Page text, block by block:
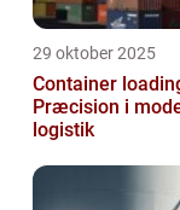
29 oktober 2025
Container
Præcision i
logistik